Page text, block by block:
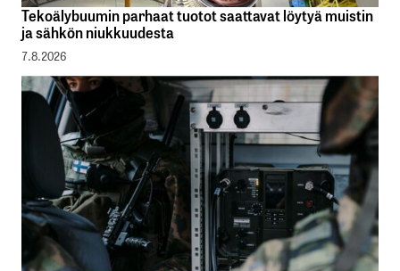
Tekoälybuumin parhaat tuotot saattavat löytyä muistin
ja sähkön niukkuudesta
7.8.2026